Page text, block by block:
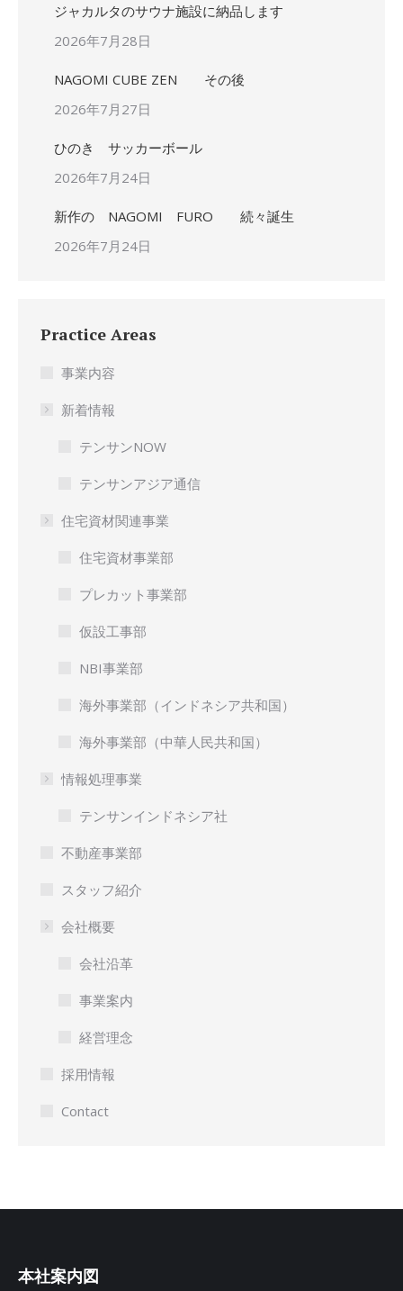
ジャカルタのサウナ施設に納品します
2026年7月28日
NAGOMI CUBE ZEN その後
2026年7月27日
ひのき サッカーボール
2026年7月24日
新作の NAGOMI FURO 続々誕生
2026年7月24日
Practice Areas
事業内容
新着情報
テンサンNOW
テンサンアジア通信
住宅資材関連事業
住宅資材事業部
プレカット事業部
仮設工事部
NBI事業部
海外事業部（インドネシア共和国）
海外事業部（中華人民共和国）
情報処理事業
テンサンインドネシア社
不動産事業部
スタッフ紹介
会社概要
会社沿革
事業案内
経営理念
採用情報
Contact
本社案内図